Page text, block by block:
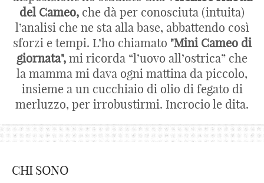
del Cameo, che dà per conosciuta (intuita)
l’analisi che ne sta alla base, abbattendo così
sforzi e tempi. L’ho chiamato "Mini Cameo di
giornata", mi ricorda “l’uovo all’ostrica” che
la mamma mi dava ogni mattina da piccolo,
insieme a un cucchiaio di olio di fegato di
merluzzo, per irrobustirmi. Incrocio le dita.
CHI SONO